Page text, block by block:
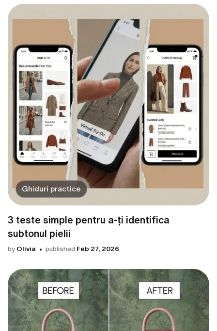
Ghiduri practice
3 teste simple pentru a-ți identifica
subtonul pielii
by Olivia published Feb 27, 2026